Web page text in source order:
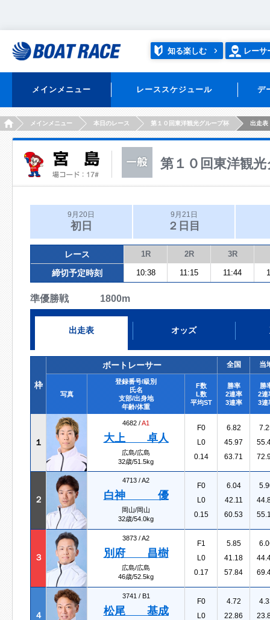
知る楽しむ レーサ
メインメニュー レーススケジュール デ
HOMEメインメニュー 本日のレース 第１０回東洋観光グループ杯 出走表
第１０回東洋観
9月20日
初日
9月21日
２日目
レース 1R 2R 3R
締切予定時刻 10:38 11:15 11:44
準優勝戦 1800m
出走表 オッズ
枠
ボートレーサー 全国 当
写真
登録番号/級別
氏名
支部/出身地
年齢/体重
F数
L数
平均ST
勝率
2連率
3連率
勝
2連
3連
１
4682 /A1
大上 卓人
広島/広島
32歳/51.5kg
F0
L0
0.14
6.82
45.97
63.71
２
4713 /A2
白神 優
岡山/岡山
32歳/54.0kg
F0
L0
0.15
6.04
42.11
60.53
３
3873 /A2
別府 昌樹
広島/広島
46歳/52.5kg
F1
L0
0.17
5.85
41.18
57.84
４
3741 / B1
松尾 基成
F0
L0
4.72
22.86